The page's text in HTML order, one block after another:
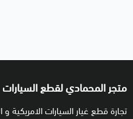
متجر المحمادي لقطع السيارات
تجارة قطع غيار السيارات الامريكية و